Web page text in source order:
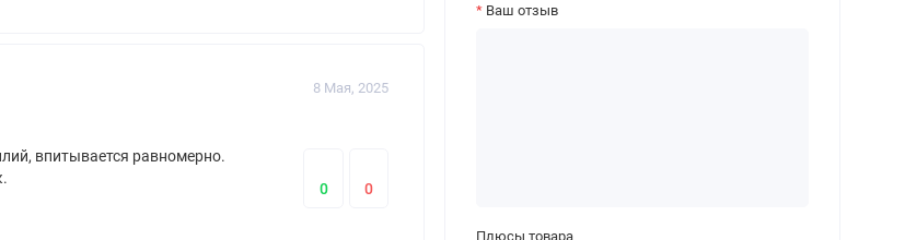
8 Мая, 2025
впитывается равномерно.
0 0
Ваш отзыв
Плюсы товара